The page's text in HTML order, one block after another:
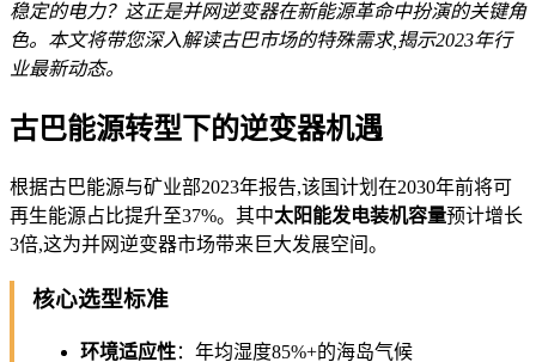
稳定的电力？这正是并网逆变器在新能源革命中扮演的关键角
色。本文将带您深入解读古巴市场的特殊需求,揭示2023年行
业最新动态。
古巴能源转型下的逆变器机遇
根据古巴能源与矿业部2023年报告,该国计划在2030年前将可
再生能源占比提升至37%。其中太阳能发电装机容量预计增长
3倍,这为并网逆变器市场带来巨大发展空间。
核心选型标准
环境适应性：年均湿度85%+的海岛气候